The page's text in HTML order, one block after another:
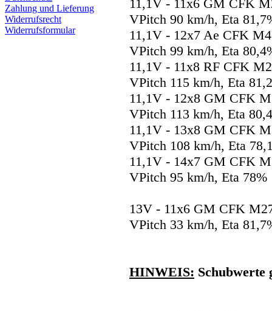
Zahlung und Lieferung
Widerrufsrecht
Widerrufsformular
11,1V - 11x6 GM CFK
VPitch 90 km/h, Eta
11,1V - 12x7 Ae CFK
VPitch 99 km/h, Eta
11,1V - 11x8 RF CFK
VPitch 115 km/h, Eta
11,1V - 12x8 GM CFK
VPitch 113 km/h, Eta
11,1V - 13x8 GM CFK
VPitch 108 km/h, Eta
11,1V - 14x7 GM CFK
VPitch 95 km/h, Eta 78%
13V - 11x6 GM CFK
VPitch 33 km/h, Eta
HINWEIS: Schubwerte